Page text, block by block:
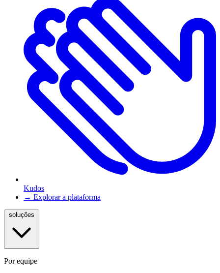
Kudos
→ Explorar a plataforma
Por equipe